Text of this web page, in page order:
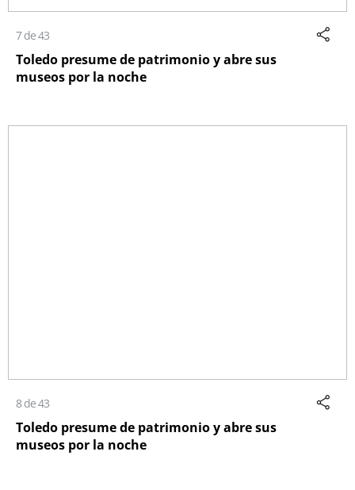
7 de 43
Toledo presume de patrimonio y abre sus
museos por la noche
8 de 43
Toledo presume de patrimonio y abre sus
museos por la noche